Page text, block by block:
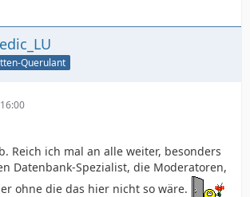
Querulant
Reich ich mal an alle weiter, besonders
Datenbank-Spezialist, die Moderatoren,
ohne die das hier nicht so wäre.